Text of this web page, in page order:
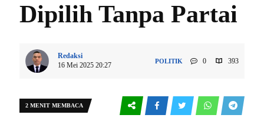
Dipilih Tanpa Partai
Redaksi
16 Mei 2025 20:27
POLITIK 0 393
2 MENIT MEMBACA